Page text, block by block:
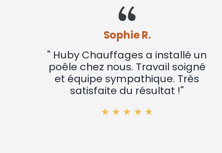
Sophie R.
" Huby Chauffages a installé un
poêle chez nous. Travail soigné
et équipe sympathique. Très
satisfaite du résultat !"